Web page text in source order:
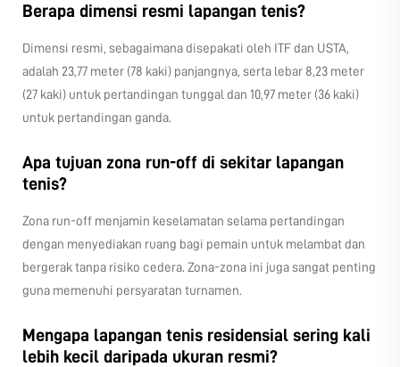
Berapa dimensi resmi lapangan tenis?
Dimensi resmi, sebagaimana disepakati oleh ITF dan USTA,
adalah 23,77 meter (78 kaki) panjangnya, serta lebar 8,23 meter
(27 kaki) untuk pertandingan tunggal dan 10,97 meter (36 kaki)
untuk pertandingan ganda.
Apa tujuan zona run-off di sekitar lapangan
tenis?
Zona run-off menjamin keselamatan selama pertandingan
dengan menyediakan ruang bagi pemain untuk melambat dan
bergerak tanpa risiko cedera. Zona-zona ini juga sangat penting
guna memenuhi persyaratan turnamen.
Mengapa lapangan tenis residensial sering kali
lebih kecil daripada ukuran resmi?